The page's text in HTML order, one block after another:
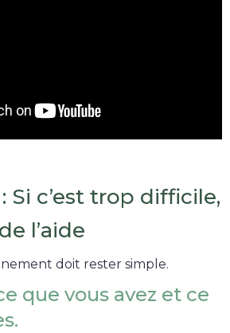
Si c’est trop difficile,
l’aide
doit rester simple.
que vous avez et ce